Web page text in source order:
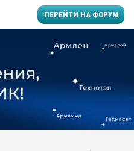
ПЕРЕЙТИ НА ФОРУМ
Вакуум-формовочные
28.07.2026